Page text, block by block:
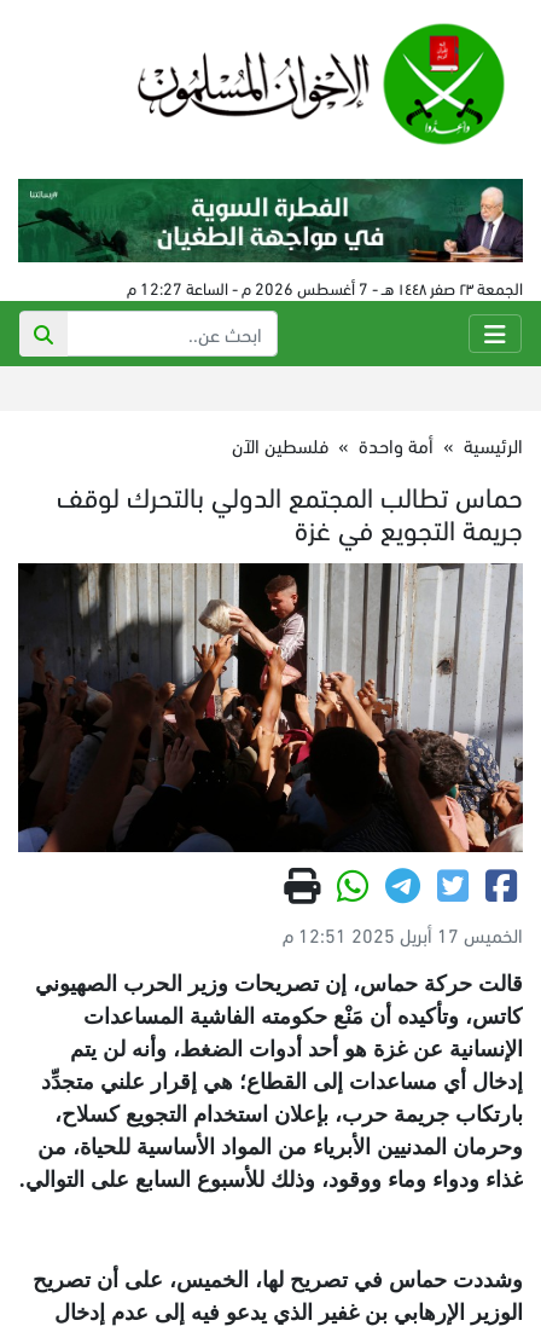
الجمعة ٢٣ صفر ١٤٤٨ هـ - 7 أغسطس 2026 م - الساعة 12:27 م
الرئيسية » أمة واحدة » فلسطين الآن
حماس تطالب المجتمع الدولي بالتحرك لوقف
جريمة التجويع في غزة
الخميس 17 أبريل 2025 12:51 م
قالت حركة حماس، إن تصريحات وزير الحرب الصهيوني
كاتس، وتأكيده أن مَنْع حكومته الفاشية المساعدات
الإنسانية عن غزة هو أحد أدوات الضغط، وأنه لن يتم
إدخال أي مساعدات إلى القطاع؛ هي إقرار علني متجدِّد
بارتكاب جريمة حرب، بإعلان استخدام التجويع كسلاح،
وحرمان المدنيين الأبرياء من المواد الأساسية للحياة، من
غذاء ودواء وماء ووقود، وذلك للأسبوع السابع على التوالي.
وشددت حماس في تصريح لها، الخميس، على أن تصريح
الوزير الإرهابي بن غفير الذي يدعو فيه إلى عدم إدخال